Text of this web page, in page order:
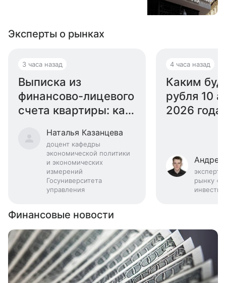
Эксперты о рынках
3 часа назад
Выписка из
финансово-лицевого
счета квартиры: как
Наталья Казанцева
доцент кафедры
экономической политики
и экономических
измерений
Госуниверситета
управления
4 часа назад
Каким
рубля 10
2026
эксперт
рынку
Финансовые новости